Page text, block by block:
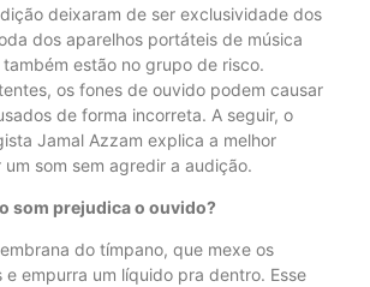
deixaram de ser exclusividade dos
dos aparelhos portáteis de música
estão no grupo de risco.
os fones de ouvido podem causar
de forma incorreta. A seguir, o
Jamal Azzam explica a melhor
som sem agredir a audição.
som prejudica o ouvido?
do tímpano, que mexe os
e empurra um líquido pra dentro. Esse